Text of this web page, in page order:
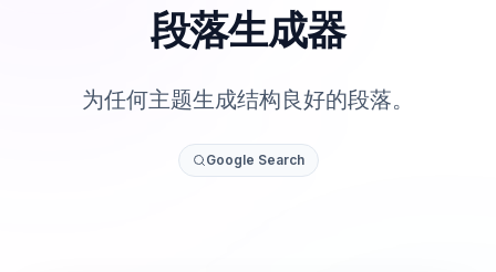
段落生成器
为任何主题生成结构良好的段落。
Google Search